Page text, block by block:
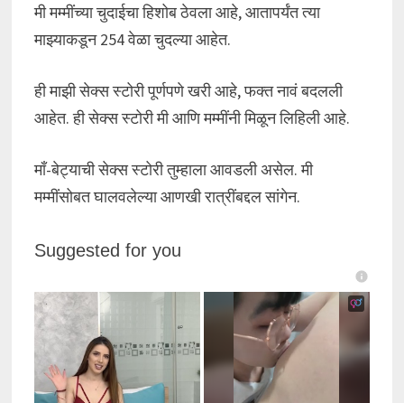
मी मम्मींच्या चुदाईचा हिशोब ठेवला आहे, आतापर्यंत त्या
माझ्याकडून 254 वेळा चुदल्या आहेत.
ही माझी सेक्स स्टोरी पूर्णपणे खरी आहे, फक्त नावं बदलली
आहेत. ही सेक्स स्टोरी मी आणि मम्मींनी मिळून लिहिली आहे.
माँ-बेट्याची सेक्स स्टोरी तुम्हाला आवडली असेल. मी
मम्मींसोबत घालवलेल्या आणखी रात्रींबद्दल सांगेन.
Suggested for you